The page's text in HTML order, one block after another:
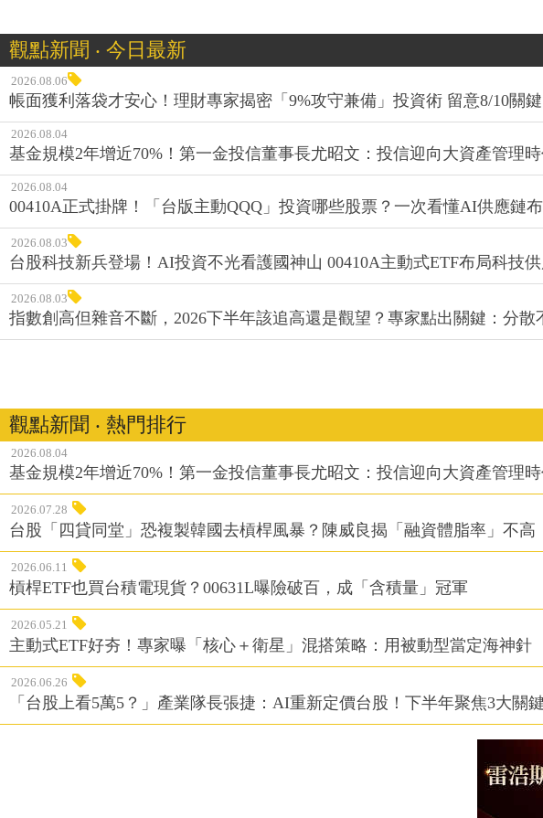
觀點新聞 ‧ 今日最新
2026.08.06
帳面獲利落袋才安心！理財專家揭密「9%攻守兼備」投資術 留意8/10關鍵
2026.08.04
基金規模2年增近70%！第一金投信董事長尤昭文：投信迎向大資產管理
2026.08.04
00410A正式掛牌！「台版主動QQQ」投資哪些股票？一次看懂AI供應鏈
2026.08.03
台股科技新兵登場！AI投資不光看護國神山 00410A主動式ETF布局科技
2026.08.03
指數創高但雜音不斷，2026下半年該追高還是觀望？專家點出關鍵：分散
觀點新聞 ‧ 熱門排行
2026.08.04
基金規模2年增近70%！第一金投信董事長尤昭文：投信迎向大資產管理
2026.07.28
台股「四貸同堂」恐複製韓國去槓桿風暴？陳威良揭「融資體脂率」不高
2026.06.11
槓桿ETF也買台積電現貨？00631L曝險破百，成「含積量」冠軍
2026.05.21
主動式ETF好夯！專家曝「核心＋衛星」混搭策略：用被動型當定海神針
2026.06.26
「台股上看5萬5？」產業隊長張捷：AI重新定價台股！下半年聚焦3大關